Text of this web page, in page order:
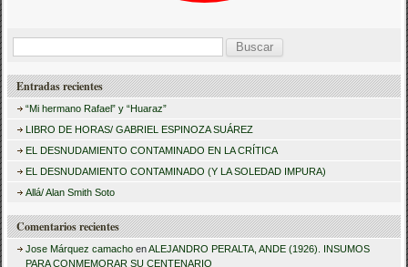
s
r
Entradas recientes
“Mi hermano Rafael” y “Huaraz”
LIBRO DE HORAS/ GABRIEL ESPINOZA SUÁREZ
EL DESNUDAMIENTO CONTAMINADO EN LA CRÍTICA
EL DESNUDAMIENTO CONTAMINADO (Y LA SOLEDAD IMPURA)
Allá/ Alan Smith Soto
Comentarios recientes
Jose Márquez camacho enALEJANDRO PERALTA, ANDE (1926). INSUMOS
PARA CONMEMORAR SU CENTENARIO